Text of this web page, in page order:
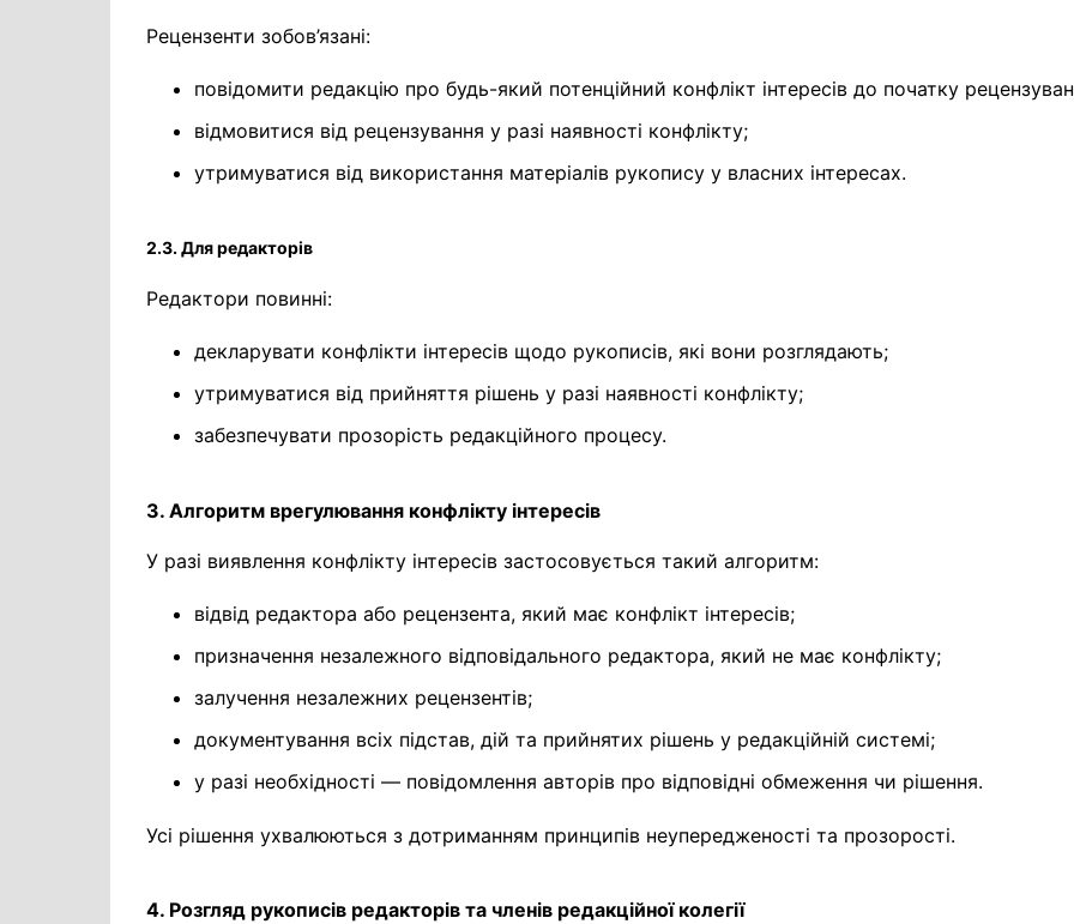
Рецензенти зобов’язані:
повідомити редакцію про будь-який потенційний конфлікт інтересів до початку
відмовитися від рецензування у разі наявності конфлікту;
утримуватися від використання матеріалів рукопису у власних інтересах.
2.3. Для редакторів
Редактори повинні:
декларувати конфлікти інтересів щодо рукописів, які вони розглядають;
утримуватися від прийняття рішень у разі наявності конфлікту;
забезпечувати прозорість редакційного процесу.
3. Алгоритм врегулювання конфлікту інтересів
У разі виявлення конфлікту інтересів застосовується такий алгоритм:
відвід редактора або рецензента, який має конфлікт інтересів;
призначення незалежного відповідального редактора, який не має конфлікту;
залучення незалежних рецензентів;
документування всіх підстав, дій та прийнятих рішень у редакційній системі;
у разі необхідності — повідомлення авторів про відповідні обмеження чи рішення.
Усі рішення ухвалюються з дотриманням принципів неупередженості та прозорості.
4. Розгляд рукописів редакторів та членів редакційної колегії